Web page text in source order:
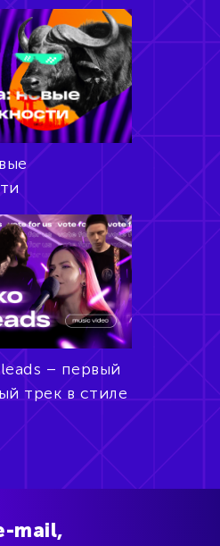
– первый
трек в стиле
mail,